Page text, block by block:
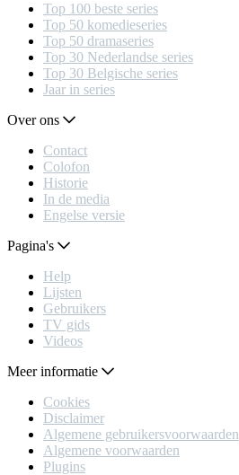
Top 100 beste series
Top 50 komedieseries
Top 50 dramaseries
Top 30 Nederlandse series
Top 30 Belgische series
Jaar in series
Over ons
Contact
Colofon
Historie
In de media
Engelse versie
Pagina's
Help
Lijsten
Gebruikers
TV gids
Videos
Meer informatie
Cookies
Disclaimer
Algemene gebruikersvoorwaarden
Algemene voorwaarden
Plugins